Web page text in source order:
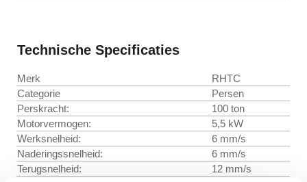
Technische Specificaties
Merk
RHTC
Categorie
Persen
Perskracht:
100 ton
Motorvermogen:
5,5 kW
Werksnelheid:
6 mm/s
Naderingssnelheid:
6 mm/s
Terugsnelheid:
12 mm/s